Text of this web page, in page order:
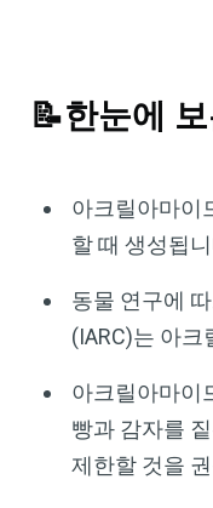
📝한눈에
아크릴아마이
할 때 생성됩
동물 연구에
(IARC)는 아
아크릴아마이
빵과 감자를
제한할 것을